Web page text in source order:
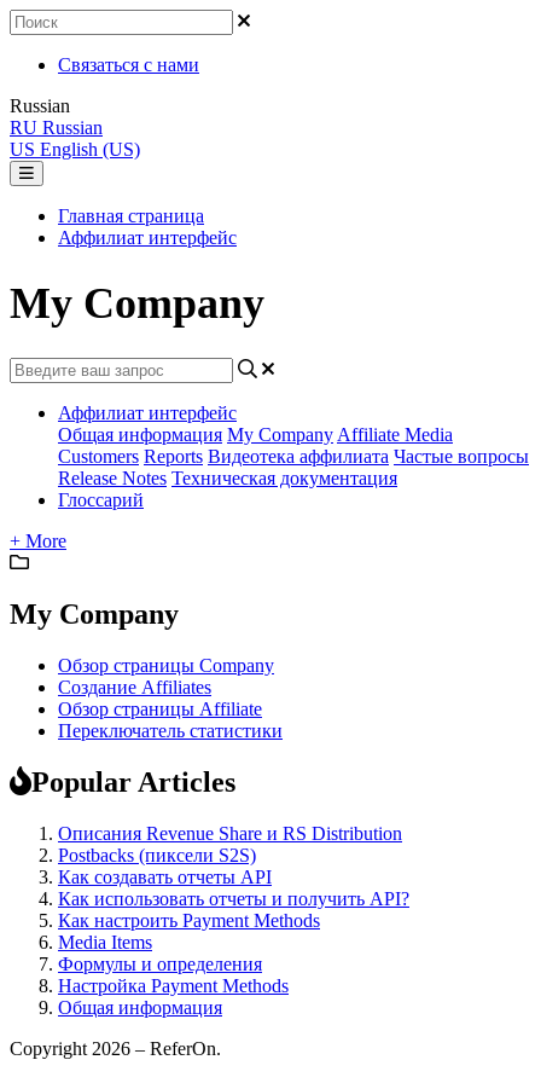
Связаться с нами
Russian
RU Russian
US English (US)
Главная страница
Аффилиат интерфейс
My Company
Аффилиат интерфейс
Общая информация My Company Affiliate Media
Customers Reports Видеотека аффилиата Частые вопросы
Release Notes Техническая документация
Глоссарий
+ More
My Company
Обзор страницы Company
Создание Affiliates
Обзор страницы Affiliate
Переключатель статистики
Popular Articles
Описания Revenue Share и RS Distribution
Postbacks (пиксели S2S)
Как создавать отчеты API
Как использовать отчеты и получить API?
Как настроить Payment Methods
Media Items
Формулы и определения
Настройка Payment Methods
Общая информация
Copyright 2026 – ReferOn.